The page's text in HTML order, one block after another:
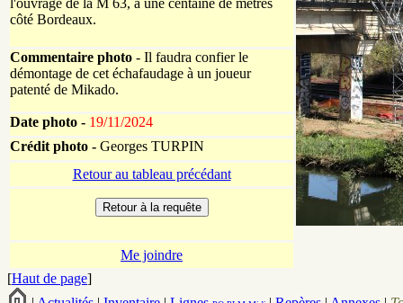
l'ouvrage de la M 63, à une centaine de mètres
côté Bordeaux.
Commentaire photo - Il faudra confier le
démontage de cet échafaudage à un joueur
patenté de Mikado.
Date photo - 19/11/2024
Crédit photo - Georges TURPIN
Retour au tableau précédant
Me joindre
[Haut de page]